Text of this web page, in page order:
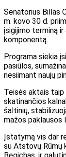
Senatorius Billas
m. kovo 30 d.
įsigijimo terminą
komponentą.
Programa siekia
pasiūlos,
nesiimant naujų
Teisės aktais taip
skatinančios
šaltinių,
mažos paklausos
Įstatymą vis dar
su Atstovų Rūmų